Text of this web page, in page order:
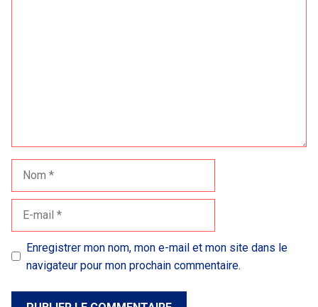
Nom
Enregistrer mon nom, mon e-mail et mon site dans le
navigateur pour mon prochain commentaire.